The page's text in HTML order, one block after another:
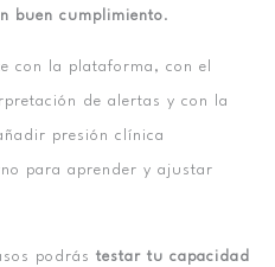
buen cumplimiento.
con la plataforma, con el
de alertas y con la
presión clínica
para aprender y ajustar
podrás testar tu capacidad